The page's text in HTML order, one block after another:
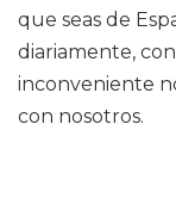
que seas de
diariamente,
inconveniente
con nosotros.